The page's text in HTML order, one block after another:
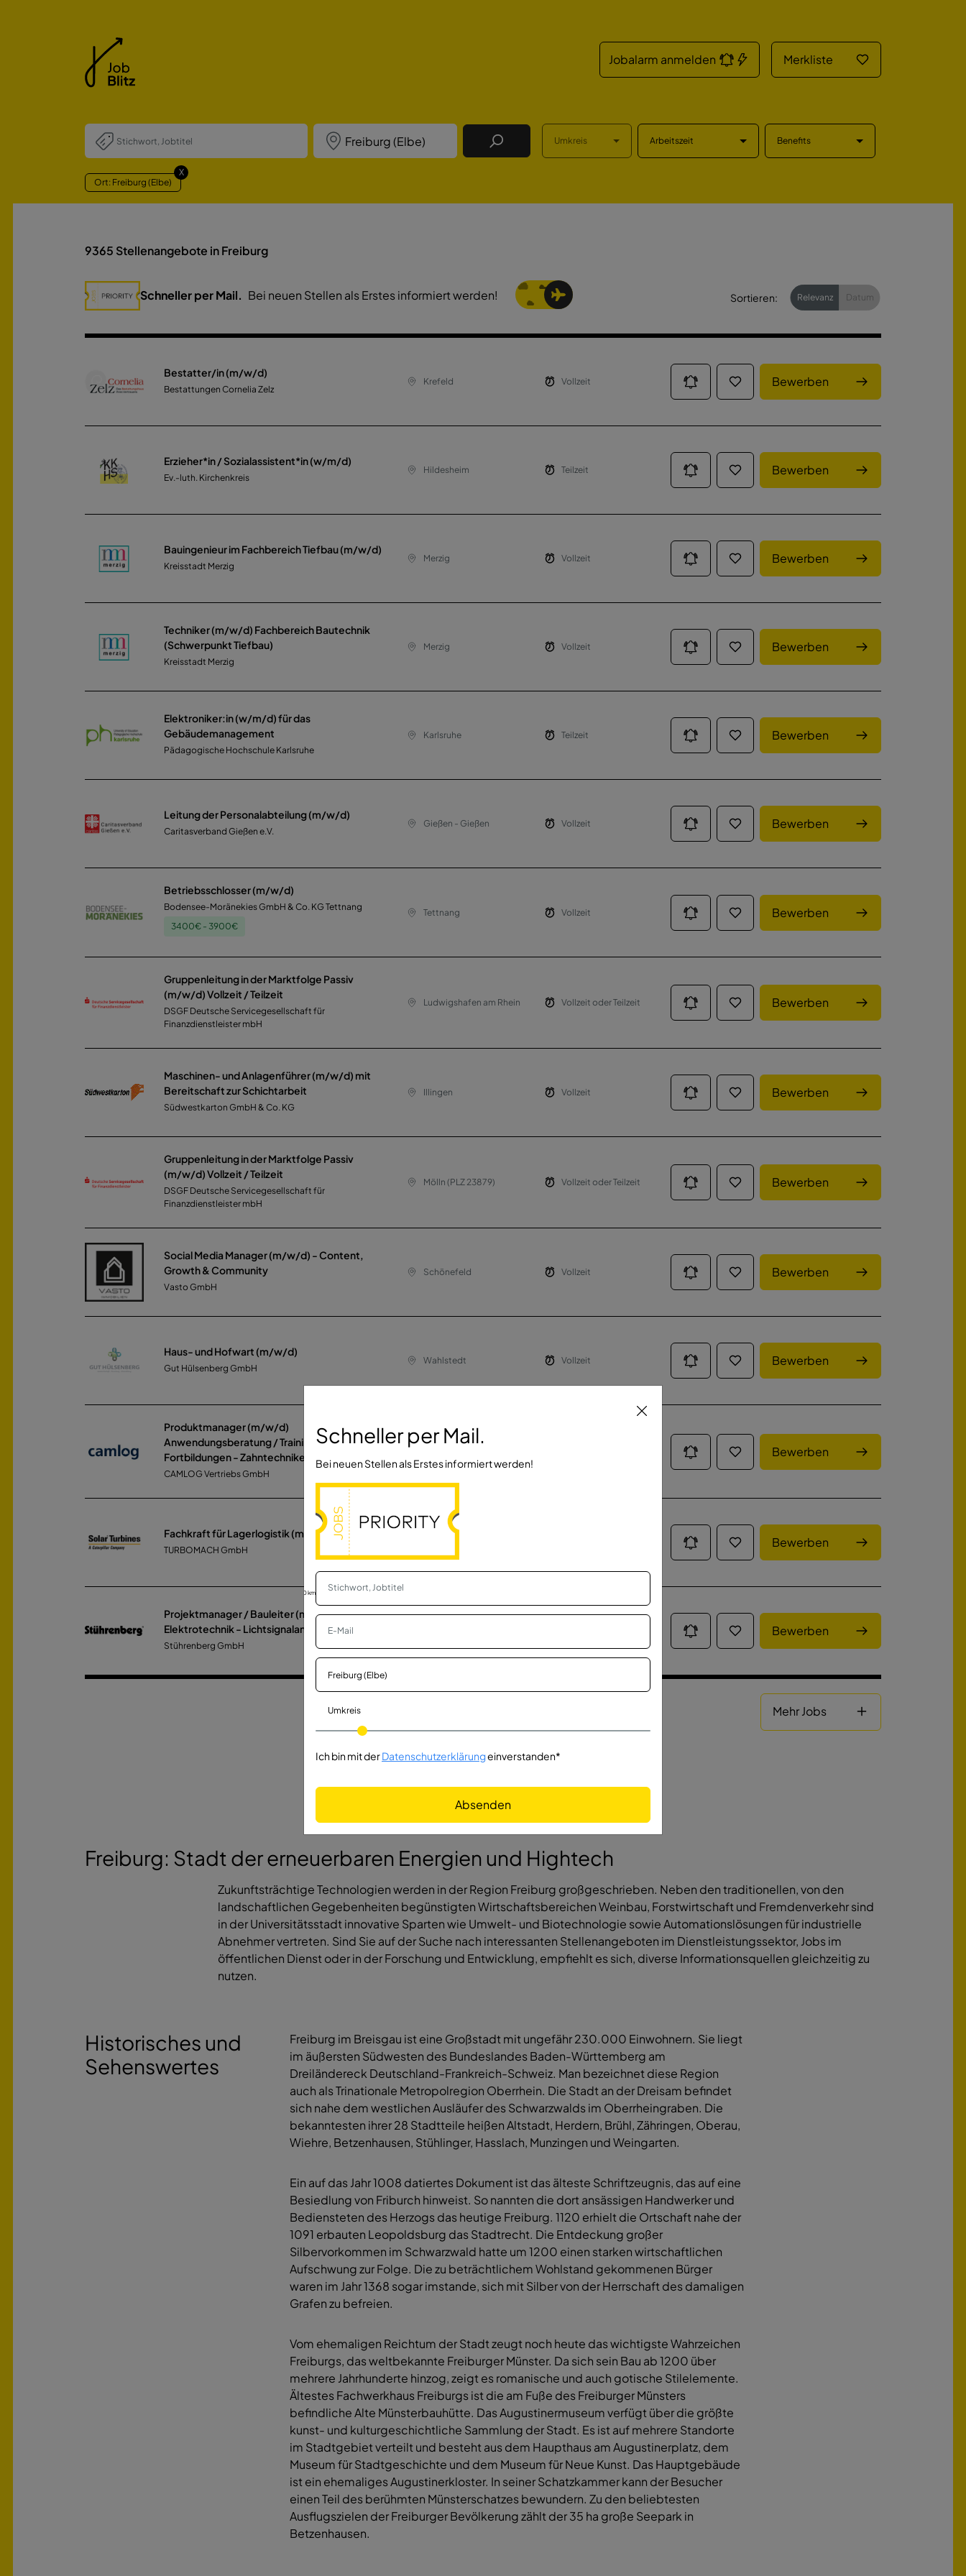
Jobalarm anmelden Merkliste
Job Finden Umkreis Arbeitszeit Benefits
Ort: Freiburg (Elbe)
X
9365 Stellenangebote in Freiburg
Schneller per Mail. Bei neuen Stellen als Erstes informiert werden! Sortieren: Relevanz Datum
Bestatter/in (m/w/d)
Bestattungen Cornelia Zelz
Krefeld Vollzeit Bewerben
Erzieher*in / Sozialassistent*in (w/m/d)
Ev.-luth. Kirchenkreis
Hildesheim Teilzeit Bewerben
Bauingenieur im Fachbereich Tiefbau (m/w/d)
Kreisstadt Merzig
Merzig Vollzeit Bewerben
Techniker (m/w/d) Fachbereich Bautechnik
(Schwerpunkt Tiefbau)
Kreisstadt Merzig
Merzig Vollzeit Bewerben
Elektroniker:in (w/m/d) für das
Gebäudemanagement
Pädagogische Hochschule Karlsruhe
Karlsruhe Teilzeit Bewerben
Leitung der Personalabteilung (m/w/d)
Caritasverband Gießen e.V.
Gießen - Gießen Vollzeit Bewerben
Betriebsschlosser (m/w/d)
Bodensee-Moränekies GmbH & Co. KG Tettnang
3400€ - 3900€
Tettnang Vollzeit Bewerben
Gruppenleitung in der Marktfolge Passiv
(m/w/d) Vollzeit / Teilzeit
DSGF Deutsche Servicegesellschaft für
Finanzdienstleister mbH
Ludwigshafen am Rhein Vollzeit oder Teilzeit Bewerben
Maschinen- und Anlagenführer (m/w/d) mit
Bereitschaft zur Schichtarbeit
Südwestkarton GmbH & Co. KG
Illingen Vollzeit Bewerben
Gruppenleitung in der Marktfolge Passiv
(m/w/d) Vollzeit / Teilzeit
DSGF Deutsche Servicegesellschaft für
Finanzdienstleister mbH
Mölln (PLZ 23879) Vollzeit oder Teilzeit Bewerben
Social Media Manager (m/w/d) - Content,
Growth & Community
Vasto GmbH
Schönefeld Vollzeit Bewerben
Haus- und Hofwart (m/w/d)
Gut Hülsenberg GmbH
Wahlstedt Vollzeit Bewerben
Produktmanager (m/w/d)
Anwendungsberatung / Trainings und
Fortbildungen - Zahntechniker/-meister
CAMLOG Vertriebs GmbH
Bewerben
Fachkraft für Lagerlogistik (m/w/d)
TURBOMACH GmbH Bewerben
Projektmanager / Bauleiter (m/w/d)
Elektrotechnik - Lichtsignalanlagen - Tiefbau
Stührenberg GmbH
Bewerben
Mehr Jobs
Freiburg: Stadt der erneuerbaren Energien und Hightech
Zukunftsträchtige Technologien werden in der Region Freiburg großgeschrieben. Neben den traditionellen, von den
landschaftlichen Gegebenheiten begünstigten Wirtschaftsbereichen Weinbau, Forstwirtschaft und Fremdenverkehr sind
in der Universitätsstadt innovative Sparten wie Umwelt- und Biotechnologie sowie Automationslösungen für industrielle
Abnehmer vertreten. Sind Sie auf der Suche nach interessanten Stellenangeboten im Dienstleistungssektor, Jobs im
öffentlichen Dienst oder in der Forschung und Entwicklung, empfiehlt es sich, diverse Informationsquellen gleichzeitig zu
nutzen.
Historisches und
Sehenswertes
Freiburg im Breisgau ist eine Großstadt mit ungefähr 230.000 Einwohnern. Sie liegt
im äußersten Südwesten des Bundeslandes Baden-Württemberg am
Dreiländereck Deutschland-Frankreich-Schweiz. Man bezeichnet diese Region
auch als Trinationale Metropolregion Oberrhein. Die Stadt an der Dreisam befindet
sich nahe dem westlichen Ausläufer des Schwarzwalds im Oberrheingraben. Die
bekanntesten ihrer 28 Stadtteile heißen Altstadt, Herdern, Brühl, Zähringen, Oberau,
Wiehre, Betzenhausen, Stühlinger, Hasslach, Munzingen und Weingarten.
Ein auf das Jahr 1008 datiertes Dokument ist das älteste Schriftzeugnis, das auf eine
Besiedlung von Friburch hinweist. So nannten die dort ansässigen Handwerker und
Bediensteten des Herzogs das heutige Freiburg. 1120 erhielt die Ortschaft nahe der
1091 erbauten Leopoldsburg das Stadtrecht. Die Entdeckung großer
Silbervorkommen im Schwarzwald hatte um 1200 einen starken wirtschaftlichen
Aufschwung zur Folge. Die zu beträchtlichem Wohlstand gekommenen Bürger
waren im Jahr 1368 sogar imstande, sich mit Silber von der Herrschaft des damaligen
Grafen zu befreien.
Vom ehemaligen Reichtum der Stadt zeugt noch heute das wichtigste Wahrzeichen
Freiburgs, das weltbekannte Freiburger Münster. Da sich sein Bau ab 1200 über
mehrere Jahrhunderte hinzog, zeigt es romanische und auch gotische Stilelemente.
Ältestes Fachwerkhaus Freiburgs ist die am Fuße des Freiburger Münsters
befindliche Alte Münsterbauhütte. Das Augustinermuseum verfügt über die größte
kunst- und kulturgeschichtliche Sammlung der Stadt. Es ist auf mehrere Standorte
im Stadtgebiet verteilt und besteht aus dem Haupthaus am Augustinerplatz, dem
Museum für Stadtgeschichte und dem Museum für Neue Kunst. Das Hauptgebäude
ist ein ehemaliges Augustinerkloster. In seiner Schatzkammer kann der Besucher
einen Teil des berühmten Münsterschatzes bewundern. Zu den beliebtesten
Ausflugszielen der Freiburger Bevölkerung zählt der 35 ha große Seepark in
Betzenhausen.
Schneller per Mail.
Bei neuen Stellen als Erstes informiert werden!
Umkreis
30 km
Ich bin mit derDatenschutzerklärungeinverstanden*
Absenden